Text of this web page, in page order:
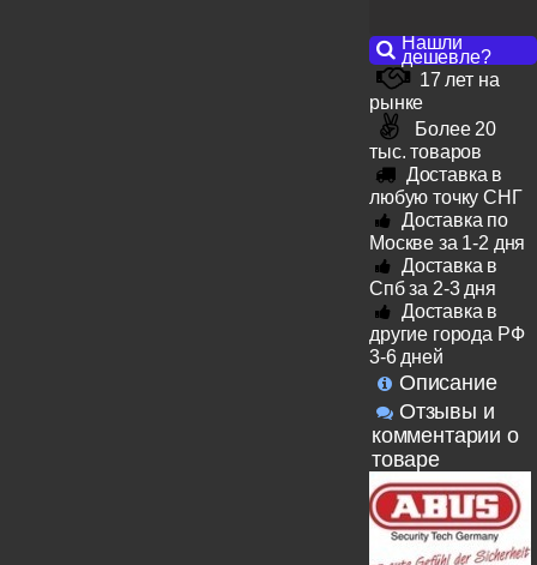
Нашли
дешевле?
17 лет на
рынке
Более 20
тыс. товаров
Доставка в
любую точку СНГ
Доставка по
Москве за 1-2 дня
Доставка в
Спб за 2-3 дня
Доставка в
другие города РФ
3-6 дней
Описание
Отзывы и
комментарии о
товаре